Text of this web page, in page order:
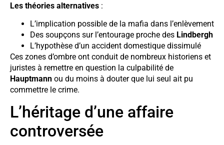
Les théories alternatives :
L’implication possible de la mafia dans l’enlèvement
Des soupçons sur l’entourage proche des Lindbergh
L’hypothèse d’un accident domestique dissimulé
Ces zones d’ombre ont conduit de nombreux historiens et
juristes à remettre en question la culpabilité de
Hauptmann ou du moins à douter que lui seul ait pu
commettre le crime.
L’héritage d’une affaire
controversée